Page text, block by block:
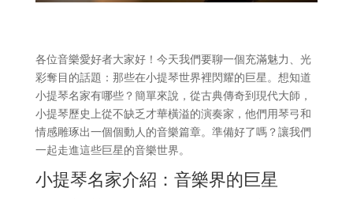
各位音樂愛好者大家好！今天我們要聊一個充滿魅力、光
彩奪目的話題：那些在小提琴世界裡閃耀的巨星。想知道
小提琴名家有哪些？簡單來說，從古典傳奇到現代大師，
小提琴歷史上從不缺乏才華橫溢的演奏家，他們用琴弓和
情感雕琢出一個個動人的音樂篇章。準備好了嗎？讓我們
一起走進這些巨星的音樂世界。
小提琴名家介紹：音樂界的巨星